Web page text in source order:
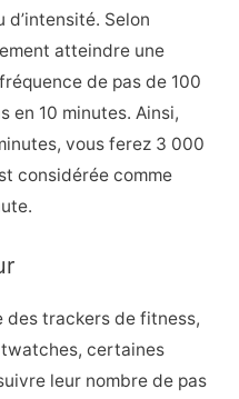
Selon
atteindre une
de pas de 100
en 10 minutes. Ainsi,
vous ferez 3 000
considérée comme
des trackers de fitness,
certaines
leur nombre de pas